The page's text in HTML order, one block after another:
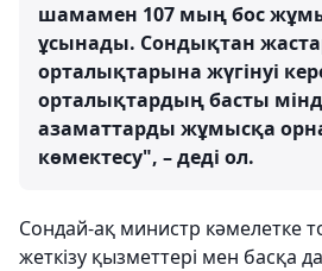
шамамен 107 мың бос
ұсынады. Сондықтан
орталықтарына жүгінуі
орталықтардың басты
азаматтарды жұмысқа
көмектесу", – деді ол.
Сондай-ақ министр кәмелетке
жеткізу қызметтері мен басқа